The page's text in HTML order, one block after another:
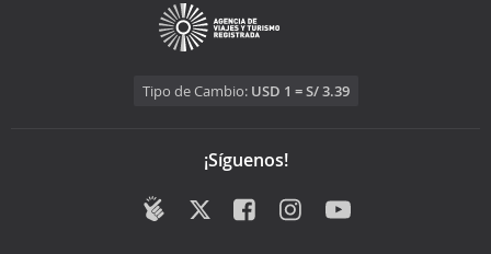
Tipo de Cambio: USD 1 = S/ 3.39
¡Síguenos!